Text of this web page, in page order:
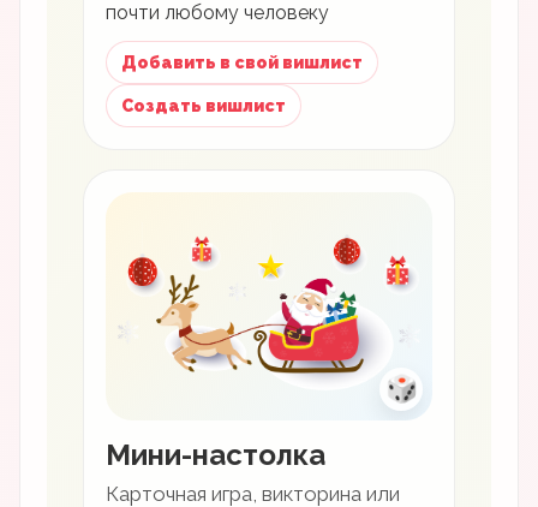
почти любому человеку
Добавить в свой вишлист
Создать вишлист
🎲
Мини-настолка
Карточная игра, викторина или